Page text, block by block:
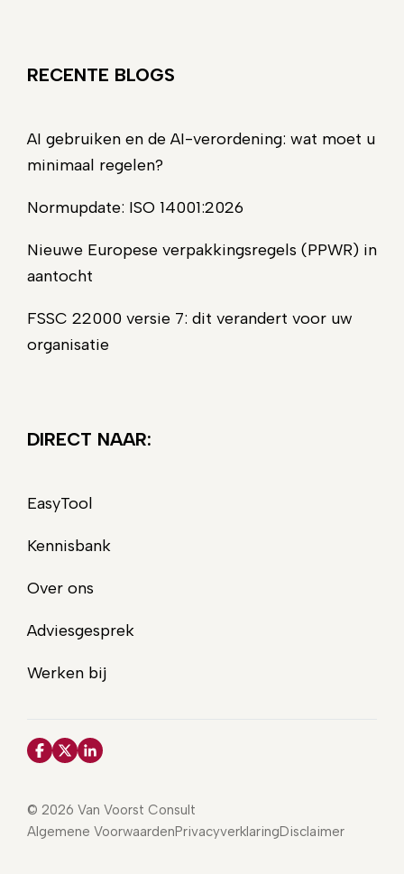
RECENTE BLOGS
AI gebruiken en de AI-verordening: wat moet u
minimaal regelen?
Normupdate: ISO 14001:2026
Nieuwe Europese verpakkingsregels (PPWR) in
aantocht
FSSC 22000 versie 7: dit verandert voor uw
organisatie
DIRECT NAAR:
EasyTool
Kennisbank
Over ons
Adviesgesprek
Werken bij
© 2026 Van Voorst Consult
Algemene VoorwaardenPrivacyverklaringDisclaimer